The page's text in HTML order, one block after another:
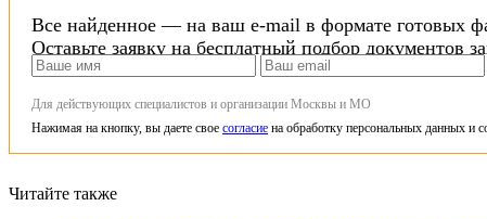
Все найденное — на ваш e-mail в формате готовых
Оставьте заявку на бесплатный подбор документов
Для действующих специалистов и организации Москвы и МО
Нажимая на кнопку, вы даете свое согласие на обработку персональных данных и
Читайте также